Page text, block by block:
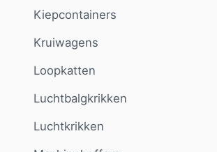
Kiepcontainers
Kruiwagens
Loopkatten
Luchtbalgkrikken
Luchtkrikken